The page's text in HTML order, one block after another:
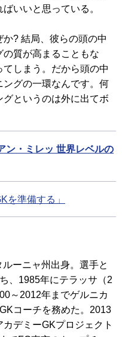
いいと思っている。
? 結局、彼らの頭の中
質が高まることもな
しまう。だから頭の中
グの一環なんです。何
というのは外に出てボ
ン・ミレッ 世界レベルの
を準備する」
ーニャ州出身。選手と
、1985年にテラッサ（2
～2012年までゲルニカ
コーチを務めた。2013
デミーGKプロジェクト